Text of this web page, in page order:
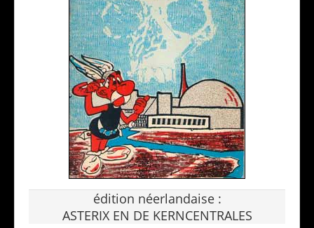
édition néerlandaise :
ASTERIX EN DE KERNCENTRALES